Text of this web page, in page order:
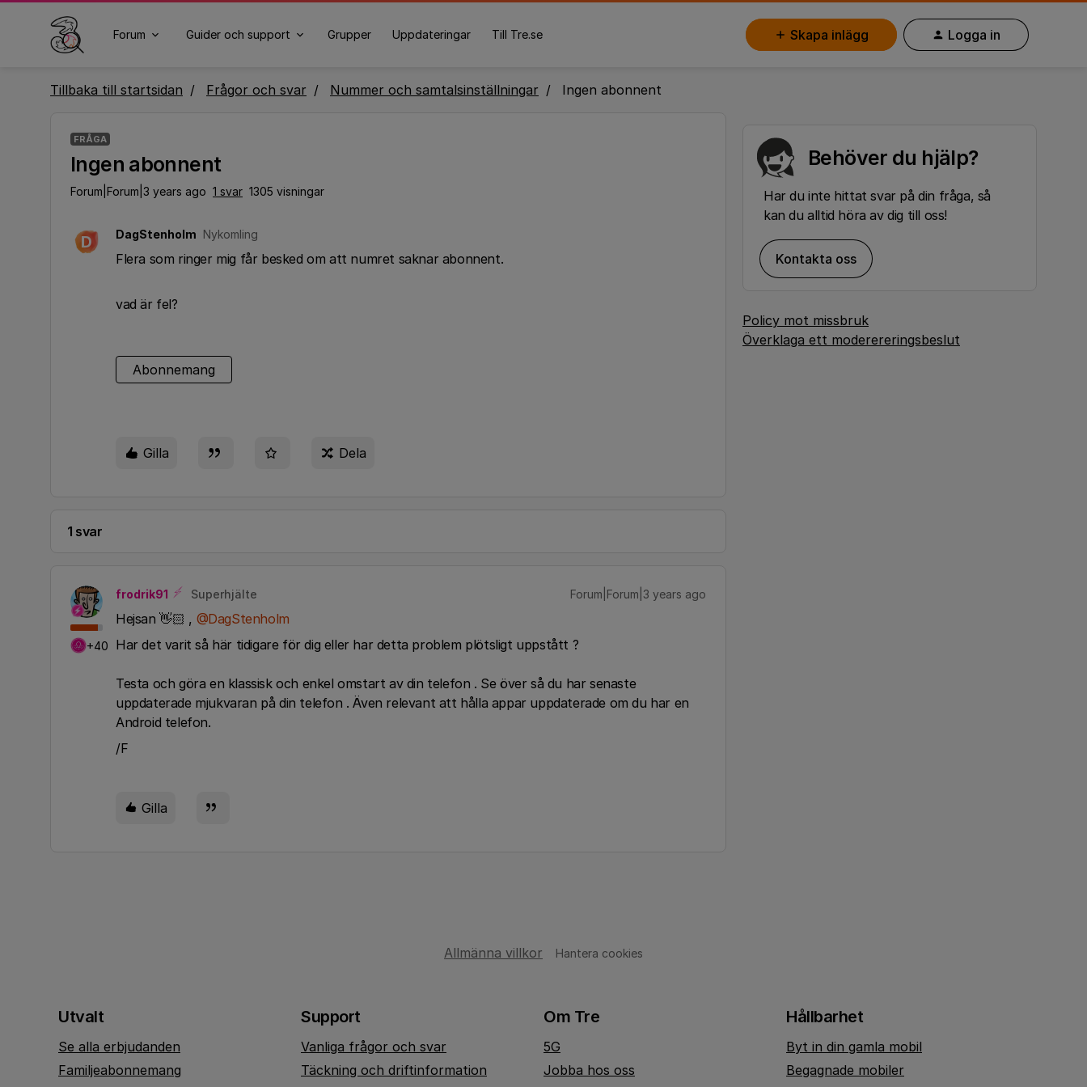
Forum Guider och support Grupper Uppdateringar Till Tre.se Skapa inlägg Logga in
Tillbaka till startsidan Frågor och svar Nummer och samtalsinställningar Ingen abonnent
FRÅGA
Ingen abonnent
Forum|Forum|3 years ago 1 svar 1305 visningar
D DagStenholm Nykomling
Flera som ringer mig får besked om att numret saknar abonnent.
vad är fel?
Abonnemang
Gilla Dela
1 svar
+40
frodrik91 Superhjälte Forum|Forum|3 years ago
Hejsan 👋🏻 , @DagStenholm
Har det varit så här tidigare för dig eller har detta problem plötsligt uppstått ?
Testa och göra en klassisk och enkel omstart av din telefon . Se över så du har senaste
uppdaterade mjukvaran på din telefon . Även relevant att hålla appar uppdaterade om du har en
Android telefon.
/F
Gilla
Behöver du hjälp?
Har du inte hittat svar på din fråga, så
kan du alltid höra av dig till oss!
Kontakta oss
Policy mot missbruk
Överklaga ett moderereringsbeslut
Allmänna villkor Hantera cookies
Utvalt
Se alla erbjudanden
Familjeabonnemang
Support
Vanliga frågor och svar
Täckning och driftinformation
Om Tre
5G
Jobba hos oss
Hållbarhet
Byt in din gamla mobil
Begagnade mobiler